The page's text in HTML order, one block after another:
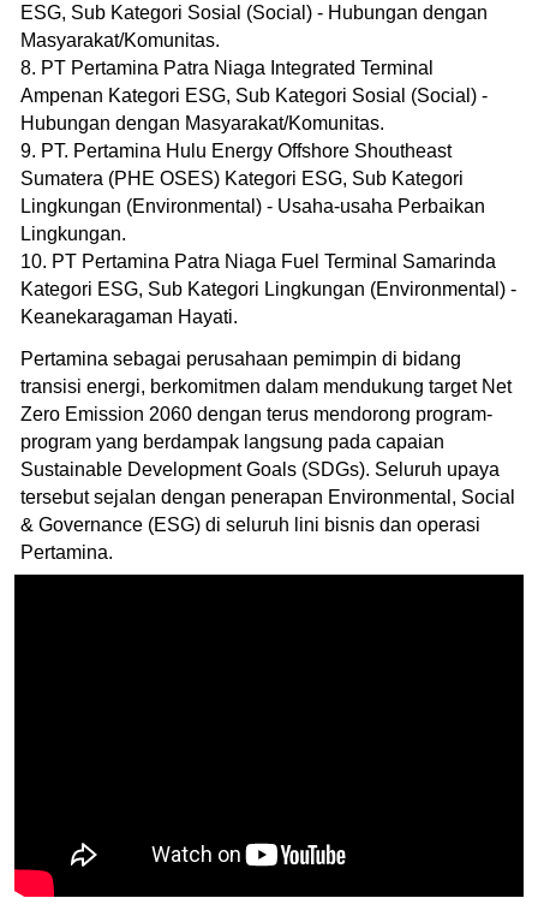
ESG, Sub Kategori Sosial (Social) - Hubungan dengan
Masyarakat/Komunitas.
8. ⁠PT Pertamina Patra Niaga Integrated Terminal
Ampenan Kategori ESG, Sub Kategori Sosial (Social) -
Hubungan dengan Masyarakat/Komunitas.
9. PT. Pertamina Hulu Energy Offshore Shoutheast
Sumatera (PHE OSES) Kategori ESG, Sub Kategori
Lingkungan (Environmental) - Usaha-usaha Perbaikan
Lingkungan.
10. PT Pertamina Patra Niaga Fuel Terminal Samarinda
Kategori ESG, Sub Kategori Lingkungan (Environmental) -
Keanekaragaman Hayati.
Pertamina sebagai perusahaan pemimpin di bidang
transisi energi, berkomitmen dalam mendukung target Net
Zero Emission 2060 dengan terus mendorong program-
program yang berdampak langsung pada capaian
Sustainable Development Goals (SDGs). Seluruh upaya
tersebut sejalan dengan penerapan Environmental, Social
& Governance (ESG) di seluruh lini bisnis dan operasi
Pertamina.